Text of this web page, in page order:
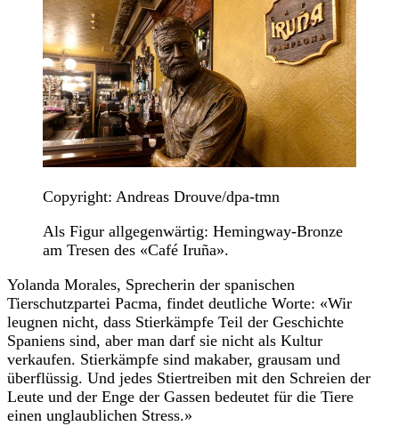
Copyright: Andreas Drouve/dpa-tmn
Als Figur allgegenwärtig: Hemingway-Bronze
am Tresen des «Café Iruña».
Yolanda Morales, Sprecherin der spanischen
Tierschutzpartei Pacma, findet deutliche Worte: «Wir
leugnen nicht, dass Stierkämpfe Teil der Geschichte
Spaniens sind, aber man darf sie nicht als Kultur
verkaufen. Stierkämpfe sind makaber, grausam und
überflüssig. Und jedes Stiertreiben mit den Schreien der
Leute und der Enge der Gassen bedeutet für die Tiere
einen unglaublichen Stress.»